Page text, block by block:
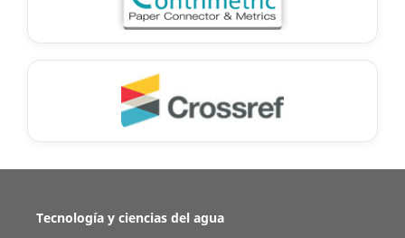
Tecnología y ciencias del agua